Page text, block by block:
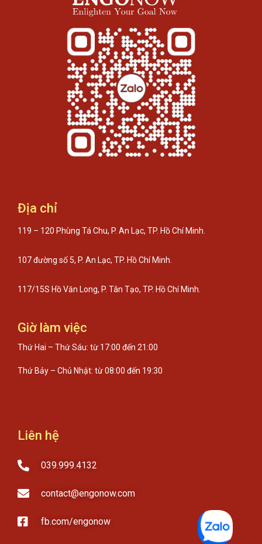
Địa chỉ
119 – 120 Phùng Tá Chu, P. An Lạc, TP. Hồ Chí Minh.
107 đường số 5, P. An Lạc, TP. Hồ Chí Minh.
117/15S Hồ Văn Long, P. Tân Tạo, TP. Hồ Chí Minh.
Giờ làm việc
Thứ Hai – Thứ Sáu: từ 17:00 đến 21:00
Thứ Bảy – Chủ Nhật: từ 08:00 đến 19:30
Liên hệ
039.999.4132
contact@engonow.com
fb.com/engonow​